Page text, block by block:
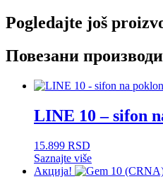
Pogledajte još
Повезани производи
LINE 10 – sifon
15.899 RSD
Saznajte više
Акција!